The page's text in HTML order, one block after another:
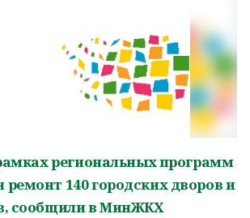
региональных программ
ремонт 140 городских дворов и
сообщили в МинЖКХ